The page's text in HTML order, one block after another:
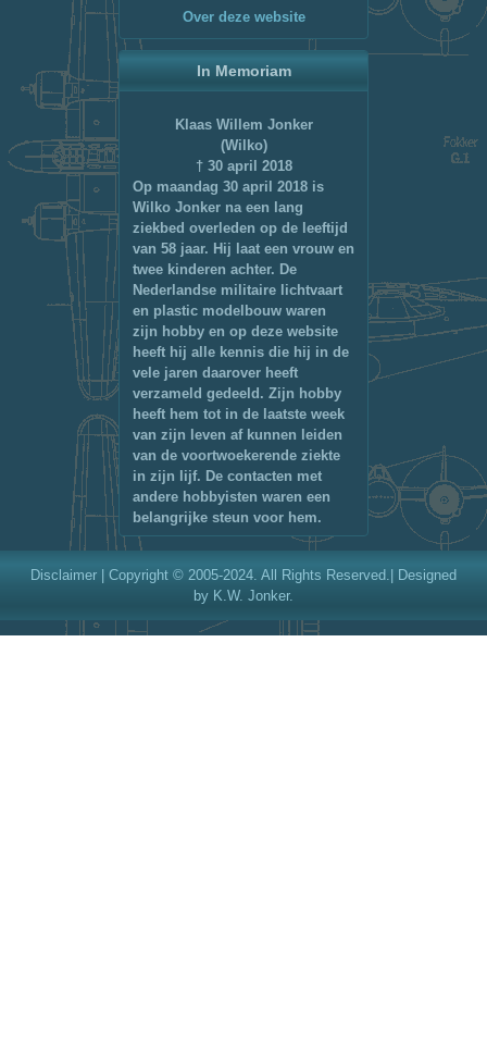
Over deze website
In Memoriam
Klaas Willem Jonker
(Wilko)
† 30 april 2018
Op maandag 30 april 2018 is
Wilko Jonker na een lang
ziekbed overleden op de leeftijd
van 58 jaar. Hij laat een vrouw en
twee kinderen achter. De
Nederlandse militaire lichtvaart
en plastic modelbouw waren
zijn hobby en op deze website
heeft hij alle kennis die hij in de
vele jaren daarover heeft
verzameld gedeeld. Zijn hobby
heeft hem tot in de laatste week
van zijn leven af kunnen leiden
van de voortwoekerende ziekte
in zijn lijf. De contacten met
andere hobbyisten waren een
belangrijke steun voor hem.
Disclaimer | Copyright © 2005-2024. All Rights Reserved.| Designed
by K.W. Jonker.